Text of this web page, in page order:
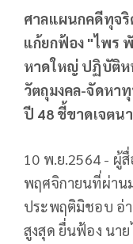
ศาลแผนกคดีทุจ
แก้ยกฟ้อง "ไพร
หาดใหญ่ ปฏิบัติห
วัตถุมงคล-จัดหา
ปี 48 ชี้ขาดเจตน
10 พ.ย.2564 - ผู้
พฤศจิกายนที่ผ่าน
ประพฤติมิชอบ อ่
สูงสุด ยื่นฟ้อง นา